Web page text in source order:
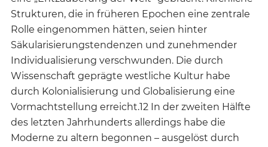
Strukturen, die in früheren Epochen eine zentrale
Rolle eingenommen hätten, seien hinter
Säkularisierungstendenzen und zunehmender
Individualisierung verschwunden. Die durch
Wissenschaft geprägte westliche Kultur habe
durch Kolonialisierung und Globalisierung eine
Vormachtstellung erreicht.12 In der zweiten Hälfte
des letzten Jahrhunderts allerdings habe die
Moderne zu altern begonnen – ausgelöst durch